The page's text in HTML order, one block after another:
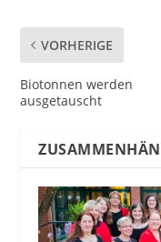
VORHERIGE
Biotonnen werden
ausgetauscht